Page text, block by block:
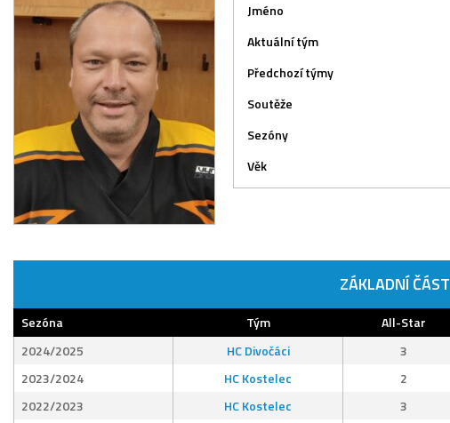
Jméno
Aktuální tým
Předchozí týmy
Soutěže
Sezóny
Věk
ZÁKLADNÍ ČÁST
Sezóna Tým All-Star
2024/2025
HC Divočáci 3
2023/2024
HC Kostelec 2
2022/2023
HC Kostelec 3